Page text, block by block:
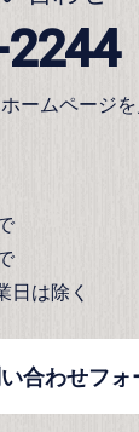
ームページ
日は除く
合わせフォ